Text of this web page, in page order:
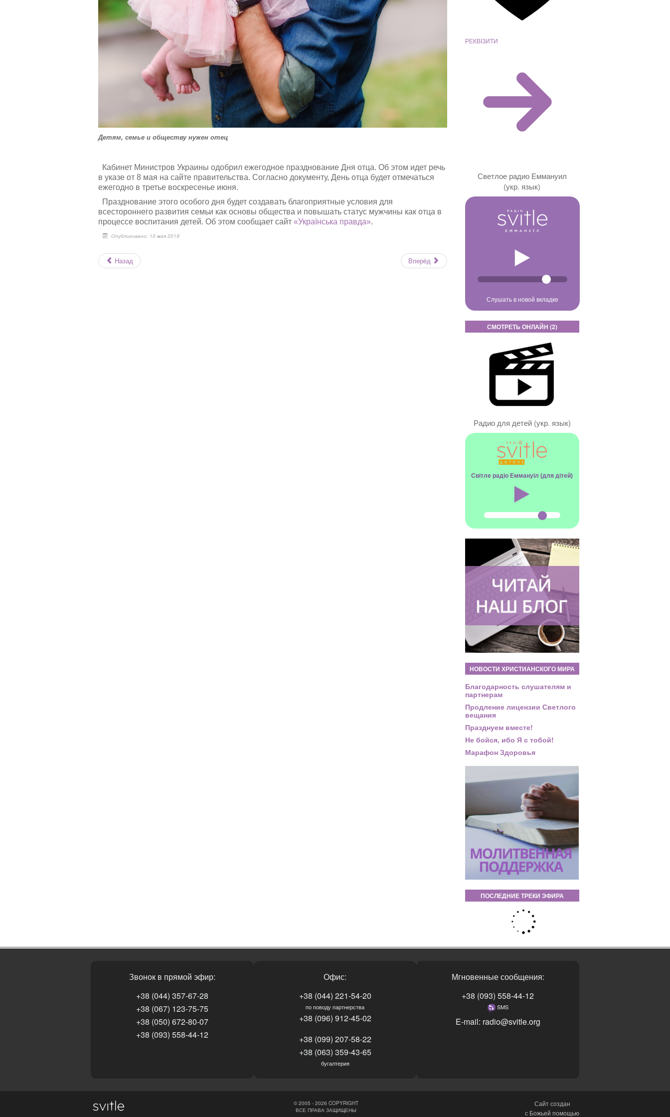
Детям, семье и обществу нужен отец
Кабинет Министров Украины одобрил ежегодное празднование Дня отца. Об этом идет речь
в указе от 8 мая на сайте правительства. Согласно документу, День отца будет отмечаться
ежегодно в третье воскресенье июня.
Празднование этого особого дня будет создавать благоприятные условия для
всестороннего развития семьи как основы общества и повышать статус мужчины как отца в
процессе воспитания детей. Об этом сообщает сайт «Українська правда».
Опубликовано: 10 мая 2019
Назад Вперёд
РЕКВІЗИТИ
Светлое радио Еммануил
(укр. язык)
Слушать в новой вкладке
СМОТРЕТЬ ОНЛАЙН (2)
Радио для детей (укр. язык)
Світле радіо Еммануїл (для дітей)
НОВОСТИ ХРИСТИАНСКОГО МИРА
Благодарность слушателям и
партнерам
Продление лицензии Светлого
вещания
Празднуем вместе!
Не бойся, ибо Я с тобой!
Марафон Здоровья
ПОСЛЕДНИЕ ТРЕКИ ЭФИРА
Звонок в прямой эфир:
+38 (044) 357-67-28
+38 (067) 123-75-75
+38 (050) 672-80-07
+38 (093) 558-44-12
Офис:
+38 (044) 221-54-20
по поводу партнерства
+38 (096) 912-45-02
+38 (099) 207-58-22
+38 (063) 359-43-65
бугалтерия
Мгновенные сообщения:
+38 (093) 558-44-12
SMS
E-mail: radio@svitle.org
Сайт создан
с Божьей помощью
© 2005 - 2026 COPYRIGHT
ВСЕ ПРАВА ЗАЩИЩЕНЫ